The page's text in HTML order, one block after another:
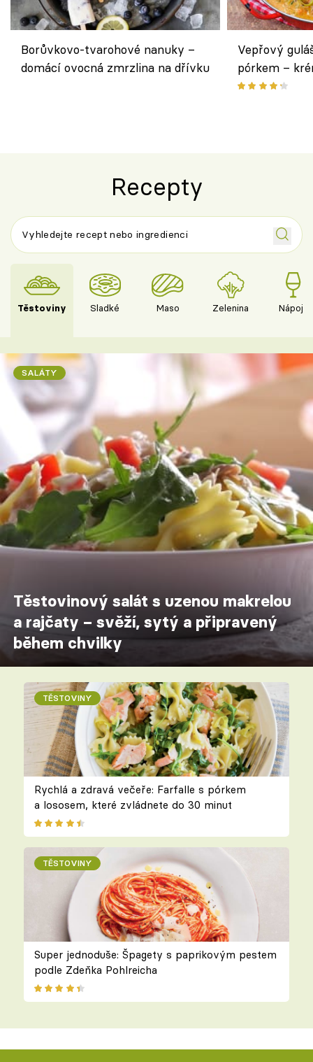
Borůvkovo-tvarohové nanuky –
domácí ovocná zmrzlina na dřívku
Vepřový
pórkem –
pokrm z
Recepty
Těstoviny Sladké Maso Zelenina Nápoje
SALÁTY
Těstovinový salát s uzenou makrelou
a rajčaty – svěží, sytý a připravený
během chvilky
TĚSTOVINY
Rychlá a zdravá večeře: Farfalle s pórkem
a lososem, které zvládnete do 30 minut
TĚSTOVINY
Super jednoduše: Špagety s paprikovým pestem
podle Zdeňka Pohlreicha